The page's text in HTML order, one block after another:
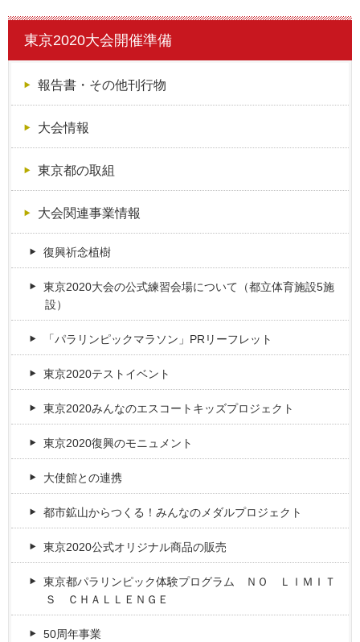
東京2020大会開催準備
報告書・その他刊行物
大会情報
東京都の取組
大会関連事業情報
復興祈念植樹
東京2020大会の公式練習会場について（都立体育施設5施
設）
「パラリンピックマラソン」PRリーフレット
東京2020テストイベント
東京2020みんなのエスコートキッズプロジェクト
東京2020復興のモニュメント
大使館との連携
都市鉱山からつくる！みんなのメダルプロジェクト
東京2020公式オリジナル商品の販売
東京都パラリンピック体験プログラム ＮＯ ＬＩＭＩＴ
Ｓ ＣＨＡＬＬＥＮＧＥ
50周年事業